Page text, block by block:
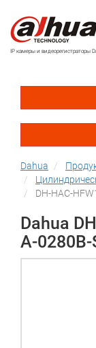
IP камеры и видеорегистраторы
Dahua
DH-HAC-
Dahua
A-0280B-